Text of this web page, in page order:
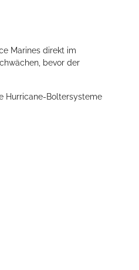
Marines direkt im
bevor der
Hurricane-Boltersysteme